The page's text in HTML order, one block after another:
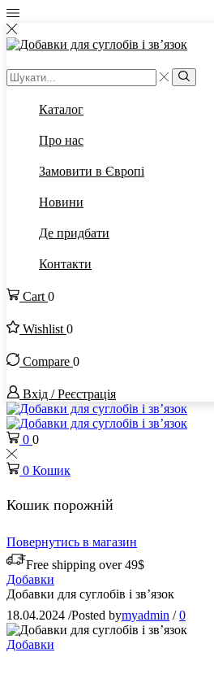
Каталог
Про нас
Замовити в Європі
Новини
Де придбати
Контакти
Cart 0
Wishlist 0
Compare 0
Вхід / Реєстрація
0 0
0 Кошик
Кошик порожній
Повернутись в магазин
Free shipping over 49$
Добавки
Добавки для суглобів і зв’язок
18.04.2024 /Posted bymyadmin / 0
Добавки